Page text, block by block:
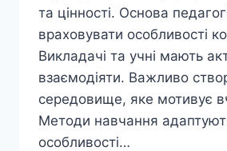
та цінності. Основа
враховувати особливості
Викладачі та учні мають
взаємодіяти. Важливо
середовище, яке мотивує
Методи навчання
особливості…